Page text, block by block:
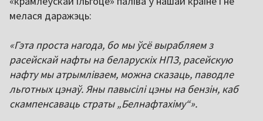
мелася даражэць:
«Гэта проста нагода, бо мы ўсё вырабляем з
расейскай нафты на беларускіх НПЗ, расейскую
нафту мы атрымліваем, можна сказаць, паводле
льготных цэнаў. Яны павысілі цэны на бензін, каб
скампенсаваць страты „Белнафтахіму“».